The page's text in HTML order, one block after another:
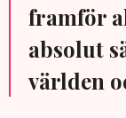
framför
absolut
världen